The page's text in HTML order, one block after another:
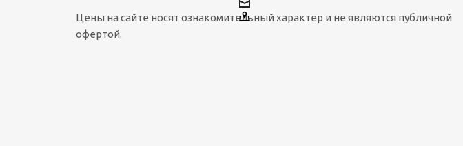
Цены на сайте носят ознакомительный характер и не являются публичной
офертой.